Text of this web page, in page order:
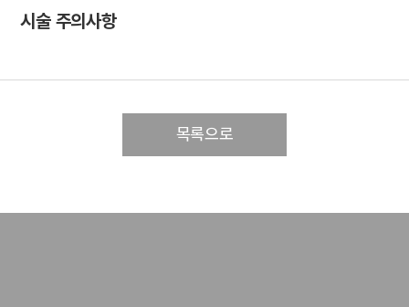
시술 주의사항
목록으로